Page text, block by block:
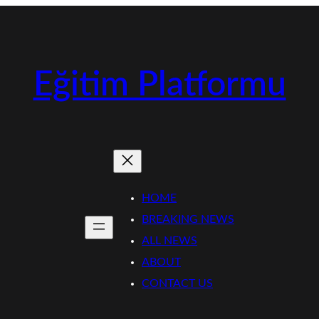
Eğitim Platformu
HOME
BREAKING NEWS
ALL NEWS
ABOUT
CONTACT US